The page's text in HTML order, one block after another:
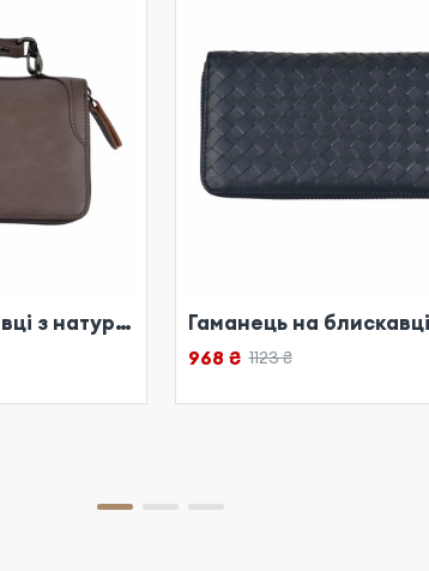
Гаманець на блискавці з натуральної шкіри сірий
968 ₴ 1123 ₴